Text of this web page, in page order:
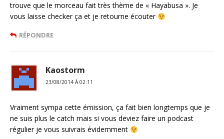
trouve que le morceau fait très thème de « Hayabusa ». Je
vous laisse checker ça et je retourne écouter
RÉPONDRE
Kaostorm
23/08/2014 Á 02:11
Vraiment sympa cette émission, ça fait bien longtemps que je
ne suis plus le catch mais si vous deviez faire un podcast
régulier je vous suivrais évidemment